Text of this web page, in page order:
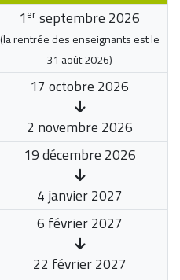
1 er septembre 2026
(la rentrée des enseignants est le
31 août 2026)
17 octobre 2026
2 novembre 2026
19 décembre 2026
4 janvier 2027
6 février 2027
22 février 2027